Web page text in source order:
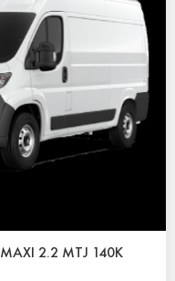
MAXI 2.2 MTJ 140K